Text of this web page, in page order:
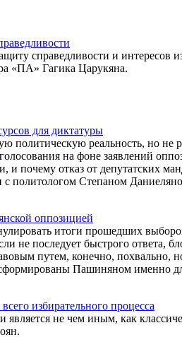
справедливости и интересов
«ПА» Гагика Царукяна.
для диктатуры
реальность, но не
на фоне заявлений
почему отказ от депутатских
политологом Степаном
оппозицией
итоги прошедших
не последует быстрого ответа,
путем, конечно, похвально,
Пашиняном именно
избирательного процесса
является не чем иным, как